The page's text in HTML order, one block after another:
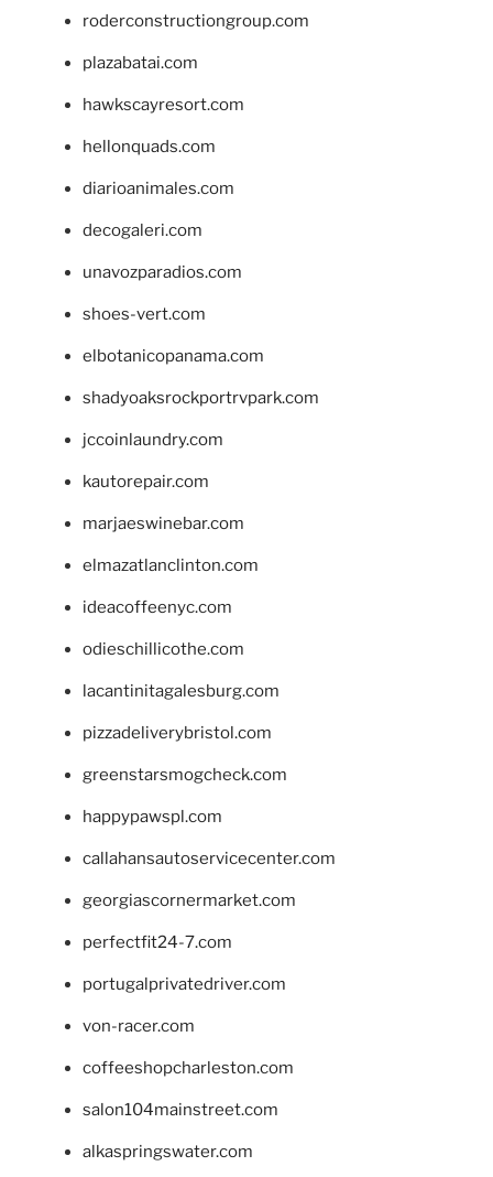
roderconstructiongroup.com
plazabatai.com
hawkscayresort.com
hellonquads.com
diarioanimales.com
decogaleri.com
unavozparadios.com
shoes-vert.com
elbotanicopanama.com
shadyoaksrockportrvpark.com
jccoinlaundry.com
kautorepair.com
marjaeswinebar.com
elmazatlanclinton.com
ideacoffeenyc.com
odieschillicothe.com
lacantinitagalesburg.com
pizzadeliverybristol.com
greenstarsmogcheck.com
happypawspl.com
callahansautoservicecenter.com
georgiascornermarket.com
perfectfit24-7.com
portugalprivatedriver.com
von-racer.com
coffeeshopcharleston.com
salon104mainstreet.com
alkaspringswater.com